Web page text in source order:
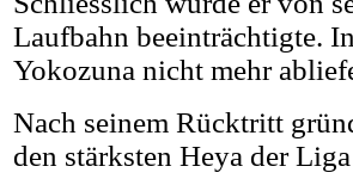
Laufbahn beeinträchtigte.
Yokozuna nicht mehr
Nach seinem Rücktritt
den stärksten Heya der